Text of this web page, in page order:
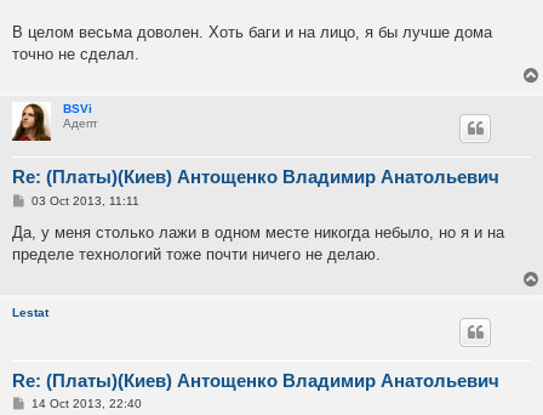
В целом весьма доволен. Хоть баги и на лицо, я бы лучше дома
точно не сделал.
BSVi
Адепт
Re: (Платы)(Киев) Антощенко Владимир Анатольевич
P
s
03 Oct 2013, 11:11
Да, у меня столько лажи в одном месте никогда небыло, но я и на
пределе технологий тоже почти ничего не делаю.
Lestat
Re: (Платы)(Киев) Антощенко Владимир Анатольевич
P14 Oct 2013, 22:40